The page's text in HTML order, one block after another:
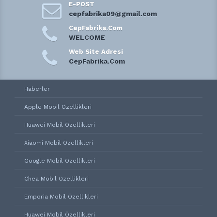
E-POST
cepfabrika09@gmail.com
CepFabrika.Com
WELCOME
Web Site Adresi
CepFabrika.Com
Haberler
Apple Mobil Özellikleri
Huawei Mobil Özellikleri
Xiaomi Mobil Özellikleri
Google Mobil Özellikleri
Chea Mobil Özellikleri
Emporia Mobil Özellikleri
Huawei Mobil Özellikleri